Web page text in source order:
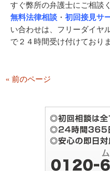
すぐ弊所の弁護士にご相談
無料法律相談 ・初回接見サ
い合わせは、フリーダイヤ
で２４時間受け付けておりま
« 前のページ